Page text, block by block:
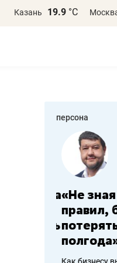
Казань 19.9 °С
персона
работа «Не зная
правил,
полгода»